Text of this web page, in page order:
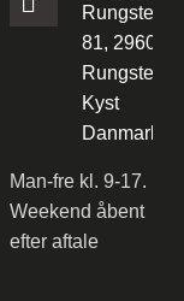
81, 2960
Rungsted
Kyst
Danmark
Man-fre kl. 9-17.
Weekend åbent
efter aftale